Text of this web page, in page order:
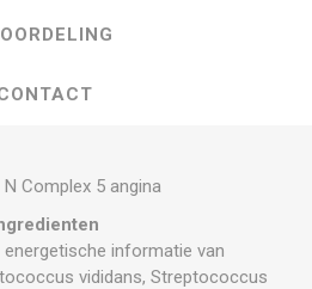
Complex 5 angina
energetische informatie van
vididans, Streptococcus